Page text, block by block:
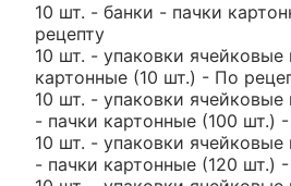
10 шт. - банки - пачки
рецепту
10 шт. - упаковки
картонные (10 шт.) - По
10 шт. - упаковки ячейковые
- пачки картонные (100 шт.)
10 шт. - упаковки ячейковые
- пачки картонные (120 шт.)